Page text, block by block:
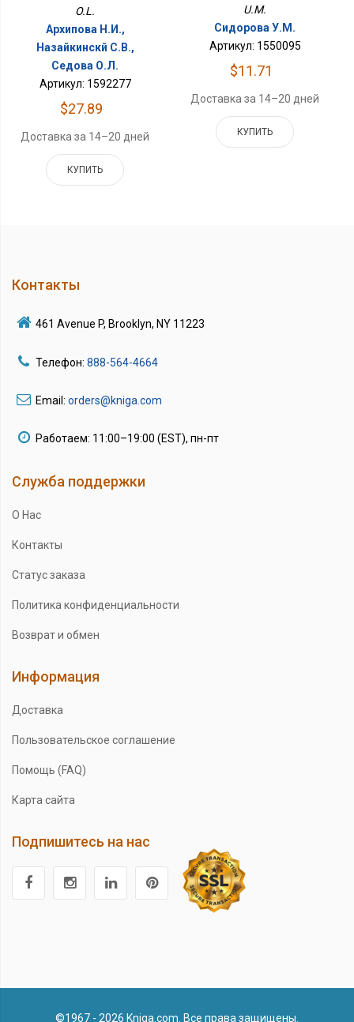
O.L.
Архипова Н.И.,
Назайкинскй С.В.,
Седова О.Л.
Артикул: 1592277
$27.89
Доставка за 14–20 дней
КУПИТЬ
U.M.
Сидорова У.М.
Артикул: 1550095
$11.71
Доставка за 14–20 дней
КУПИТЬ
Контакты
461 Avenue P, Brooklyn, NY 11223
Телефон: 888-564-4664
Email: orders@kniga.com
Работаем: 11:00–19:00 (EST), пн-пт
Служба поддержки
О Нас
Контакты
Статус заказа
Политика конфиденциальности
Возврат и обмен
Информация
Доставка
Пользовательское соглашение
Помощь (FAQ)
Карта сайта
Подпишитесь на нас
©1967 - 2026 Kniga.com. Все права защищены.